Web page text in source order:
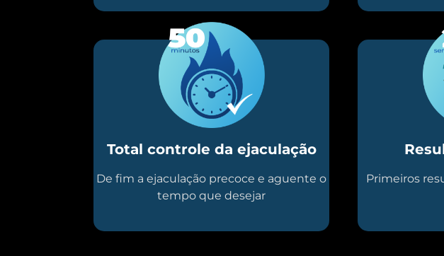
Total controle da ejaculação
De fim a ejaculação precoce e aguente o
tempo que desejar
Primeiros